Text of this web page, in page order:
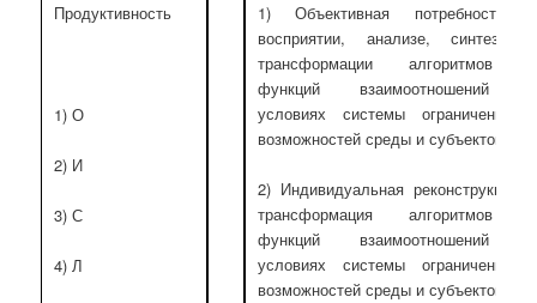
Продуктивность
1) О
2) И
3) С
4) Л
1) Объективная потребность в
восприятии, анализе, синтезе и
трансформации алгоритмов и
функций взаимоотношений в
условиях системы ограничений и
возможностей среды и субъектов
2) Индивидуальная реконструкция и
трансформация алгоритмов и
функций взаимоотношений в
условиях системы ограничений и
возможностей среды и субъектов